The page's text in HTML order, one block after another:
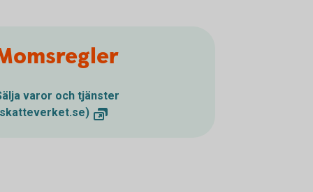
varor och tjänster